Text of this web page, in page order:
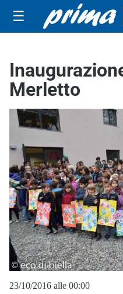
☰
Merletto
23/10/2016 alle 00:00